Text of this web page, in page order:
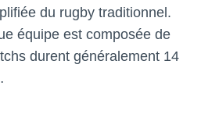
du rugby traditionnel.
équipe est composée de
durent généralement 14